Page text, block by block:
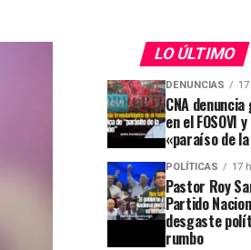
LO ÚLTIMO
DENUNCIAS
CNA
en el FOSOVI
«paraíso de
POLÍTICAS 17
Pastor Roy
Partido
desgaste
rumbo